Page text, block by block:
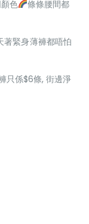
色
條條腰間都
著緊身薄褲都唔怕
只係$6條, 街邊淨